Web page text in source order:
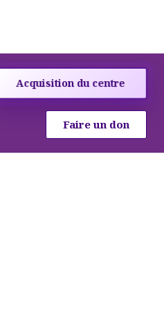
Acquisition du centre
Faire un don